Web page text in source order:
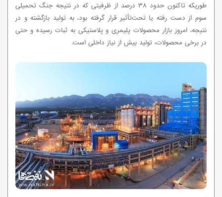
طوریکه تاکنون حدود ۳۸ درصد از ظرفیتی که در نتیجه جنگ تحمیلی
سوم از دست‌ رفته یا تحت‌تأثیر قرار گرفته بود، به تولید بازگشته‌ و در
نتیجه، امروز بازار محصولات پلیمری و پلاستیکی به ثبات رسیده و حتی
در برخی محصولات، تولید بیش از نیاز داخلی است.